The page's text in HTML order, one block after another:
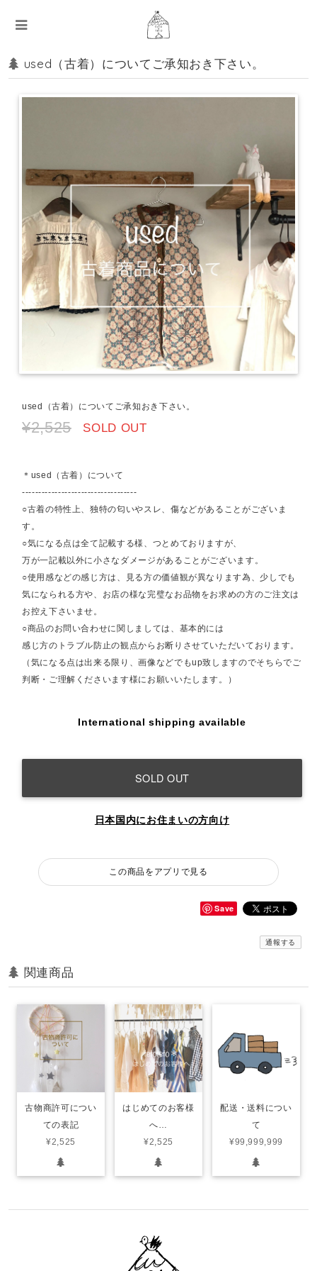
used（古着）についてご承知おき下さい。
used（古着）についてご承知おき下さい。
¥2,525 SOLD OUT
＊used（古着）について
-----------------------------------
○古着の特性上、独特の匂いやスレ、傷などがあることがございま
す。
○気になる点は全て記載する様、つとめておりますが、
万が一記載以外に小さなダメージがあることがございます。
○使用感などの感じ方は、見る方の価値観が異なります為、少しでも
気になられる方や、お店の様な完璧なお品物をお求めの方のご注文は
お控え下さいませ。
○商品のお問い合わせに関しましては、基本的には
感じ方のトラブル防止の観点からお断りさせていただいております。
（気になる点は出来る限り、画像などでもup致しますのでそちらでご
判断・ご理解くださいます様にお願いいたします。）
International shipping available
SOLD OUT
日本国内にお住まいの方向け
この商品をアプリで見る
Save
通報する
関連商品
古物商許可につい
ての表記
¥2,525
はじめてのお客様
へ…
¥2,525
配送・送料につい
て
¥99,999,999